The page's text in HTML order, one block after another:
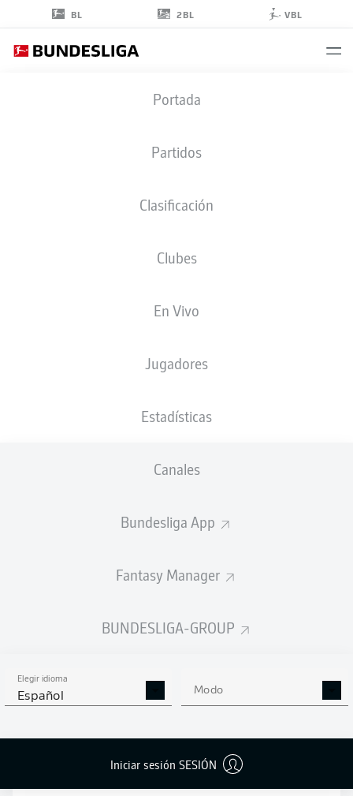
BL 2BL VBL
Portada
Partidos
Clasificación
Clubes
En Vivo
Jugadores
Estadísticas
Canales
Bundesliga App
Fantasy Manager
BUNDESLIGA-GROUP
Elegir idioma
Español Modo
Iniciar sesión SESIÓN
NACIÓN
23.03.2007
ESTADÍSTICAS